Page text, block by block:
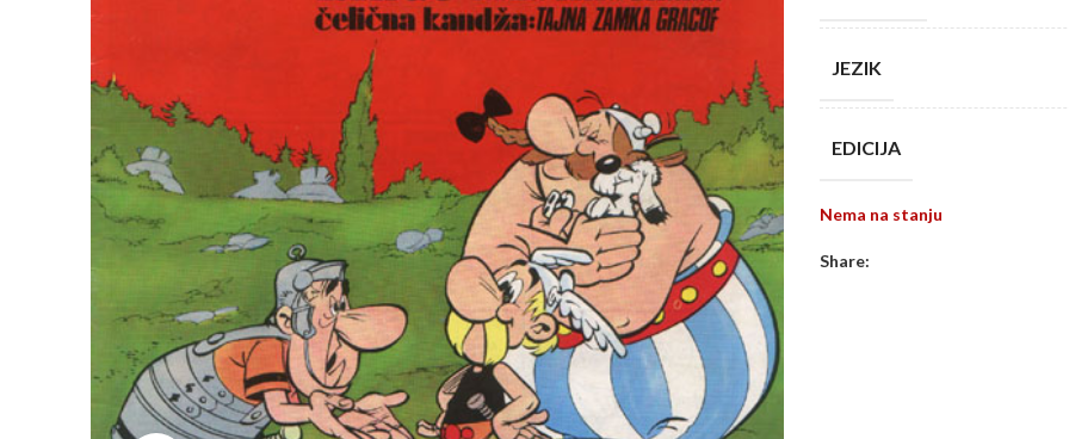
JEZIK
EDICIJA
Nema na stanju
Share: